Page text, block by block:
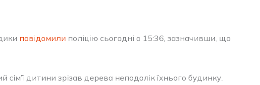
повідомили поліцію сьогодні о 15:36, зазначивши, що
дитини зрізав дерева неподалік їхнього будинку.